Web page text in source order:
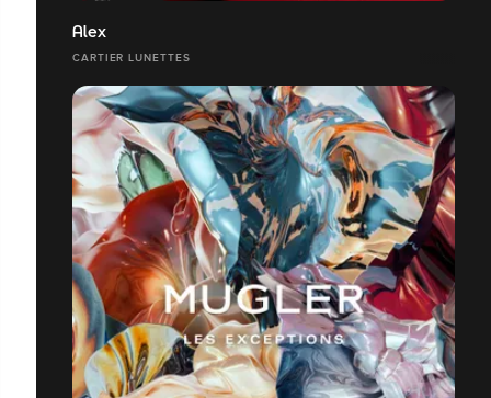
Alex
CARTIER LUNETTES